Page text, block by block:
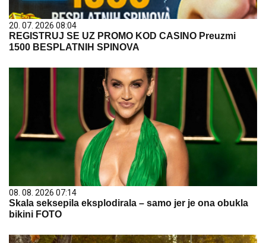
20. 07. 2026 08:04
REGISTRUJ SE UZ PROMO KOD CASINO Preuzmi
1500 BESPLATNIH SPINOVA
08. 08. 2026 07:14
Skala seksepila eksplodirala – samo jer je ona obukla
bikini FOTO